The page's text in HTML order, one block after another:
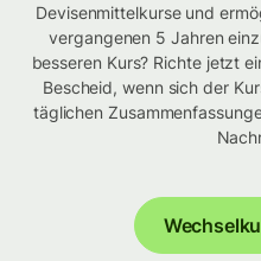
Devisenmittelkurse und
vergangenen 5 Jahren
besseren Kurs? Richte jetzt
Bescheid, wenn sich der
täglichen